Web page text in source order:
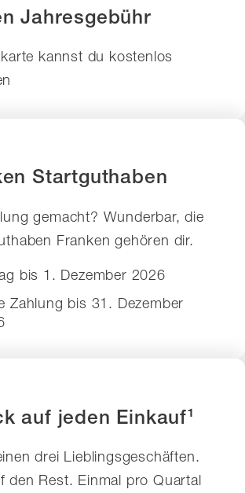
Jahresgebühr
kannst du kostenlos
Startguthaben
gemacht? Wunderbar, die
Franken gehören dir.
bis 1. Dezember 2026
Zahlung bis 31. Dezember
auf jeden Einkauf¹
drei Lieblingsgeschäften.
den Rest. Einmal pro Quartal